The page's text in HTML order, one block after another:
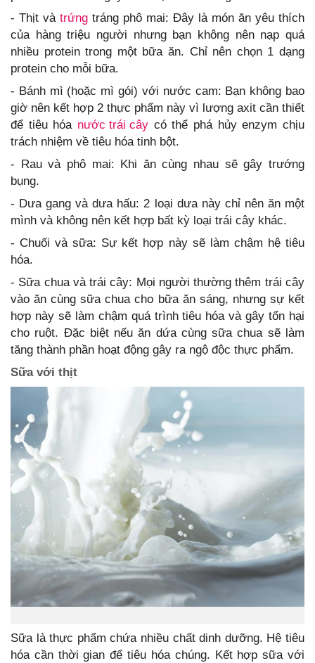
- Thịt và trứng tráng phô mai: Đây là món ăn yêu thích
của hàng triệu người nhưng bạn không nên nạp quá
nhiều protein trong một bữa ăn. Chỉ nên chọn 1 dạng
protein cho mỗi bữa.
- Bánh mì (hoặc mì gói) với nước cam: Bạn không bao
giờ nên kết hợp 2 thực phẩm này vì lượng axit cần thiết
để tiêu hóa nước trái cây có thể phá hủy enzym chịu
trách nhiệm về tiêu hóa tinh bột.
- Rau và phô mai: Khi ăn cùng nhau sẽ gây trướng
bụng.
- Dưa gang và dưa hấu: 2 loại dưa này chỉ nên ăn một
mình và không nên kết hợp bất kỳ loại trái cây khác.
- Chuối và sữa: Sự kết hợp này sẽ làm chậm hệ tiêu
hóa.
- Sữa chua và trái cây: Mọi người thường thêm trái cây
vào ăn cùng sữa chua cho bữa ăn sáng, nhưng sự kết
hợp này sẽ làm chậm quá trình tiêu hóa và gây tổn hại
cho ruột. Đặc biệt nếu ăn dứa cùng sữa chua sẽ làm
tăng thành phần hoạt động gây ra ngộ độc thực phẩm.
Sữa với thịt
Sữa là thực phẩm chứa nhiều chất dinh dưỡng. Hệ tiêu
hóa cần thời gian để tiêu hóa chúng. Kết hợp sữa với